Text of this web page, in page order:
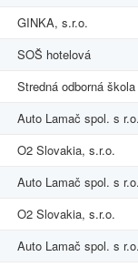
GINKA, s.r.o.
SOŠ hotelová
Stredná odborná škola
Auto Lamač spol. s r.o.
O2 Slovakia, s.r.o.
Auto Lamač spol. s r.o.
O2 Slovakia, s.r.o.
Auto Lamač spol. s r.o.